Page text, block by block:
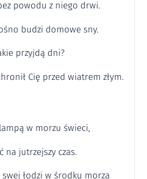
powodu z niego drwi.
budzi domowe sny.
przyjdą dni?
Cię przed wiatrem złym.
w morzu świeci,
na jutrzejszy czas.
łodzi w środku morza